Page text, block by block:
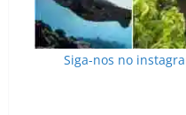
Siga-nos no